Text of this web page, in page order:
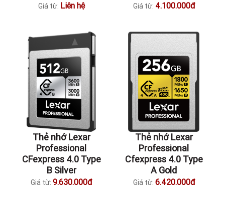
Giá từ: Liên hệ Giá từ: 4.100.000đ
Thẻ nhớ Lexar
Professional
CFexpress 4.0 Type
B Silver
Giá từ: 9.630.000đ
Thẻ nhớ Lexar
Professional
Cfexpress 4.0 Type
A Gold
Giá từ: 6.420.000đ